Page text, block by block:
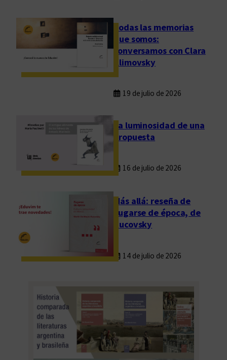
Todas las memorias
que somos:
conversamos con Clara
Klimovsky
19 de julio de 2026
La luminosidad de una
propuesta
16 de julio de 2026
Más allá: reseña de
Fugarse de época, de
Rucovsky
14 de julio de 2026